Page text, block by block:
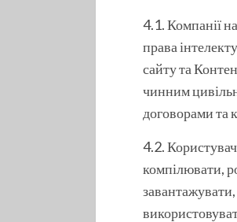
4.1. Компанії
права
сайту та
чинним
договорами та
4.2.
компілювати,